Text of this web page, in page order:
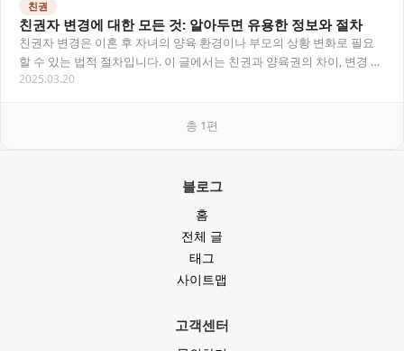
친권
친권자 변경에 대한 모든 것: 알아두면 유용한 정보와 절차
친권자 변경은 이혼 후 자녀의 양육 환경이나 부모의 상황 변화로 필요
할 수 있는 법적 절차입니다. 이 글에서는 친권과 양육권의 차이, 변경 사
유, 절차, 필요 서류, 그리고 사람들…
2025.03.20
총 1편
블로그
홈
전체 글
태그
사이트맵
고객센터